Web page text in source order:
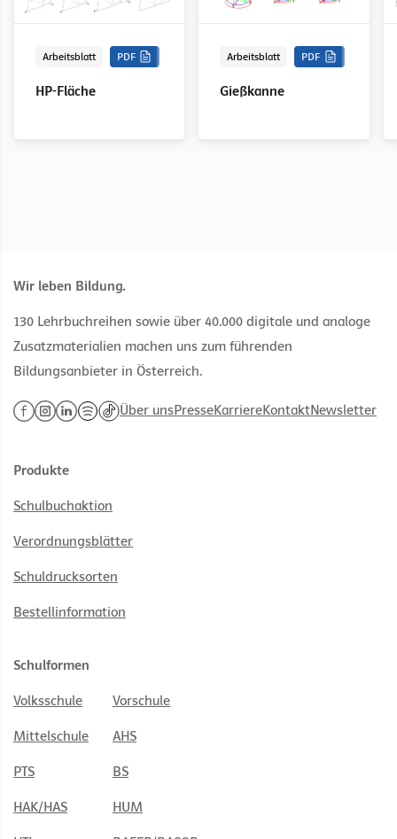
Arbeitsblatt PDF
HP-Fläche
Arbeitsblatt PDF
Gießkanne
Wir leben Bildung.
130 Lehrbuchreihen sowie über 40.000 digitale und analoge
Zusatzmaterialien machen uns zum führenden
Bildungsanbieter in Österreich.
Über unsPresseKarriereKontaktNewsletter
Produkte
Schulbuchaktion
Verordnungsblätter
Schuldrucksorten
Bestellinformation
Schulformen
Volksschule Vorschule
Mittelschule AHS
PTS BS
HAK/HAS HUM